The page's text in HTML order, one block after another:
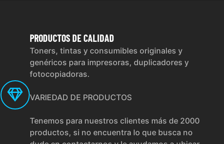
PRODUCTOSDE CALIDAD
Toners, tintas y consumibles originales y
genéricos para impresoras, duplicadores y
fotocopiadoras.
VARIEDAD DE PRODUCTOS
Tenemos para nuestros clientes más de 2000
productos, si no encuentra lo que busca no